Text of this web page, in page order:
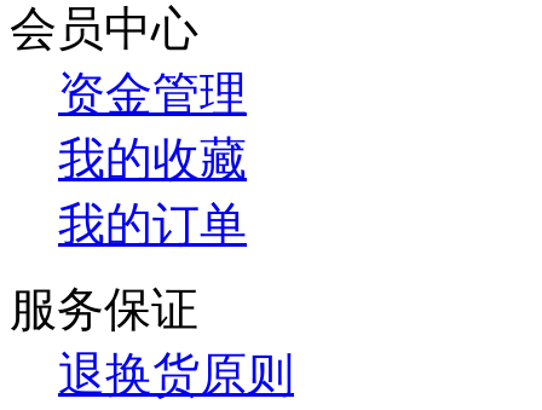
会员中心
资金管理
我的收藏
我的订单
服务保证
退换货原则